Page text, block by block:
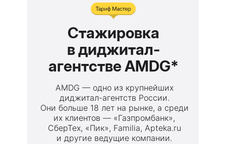
AMDG — одно из крупнейших
диджитал-агентств России.
Они больше 18 лет на рынке, а среди
их клиентов — «Газпромбанк»,
СберТех, «Пик», Familia, Apteka.ru
и другие ведущие компании.
Стажировка
в диджитал-
агентстве AMDG*